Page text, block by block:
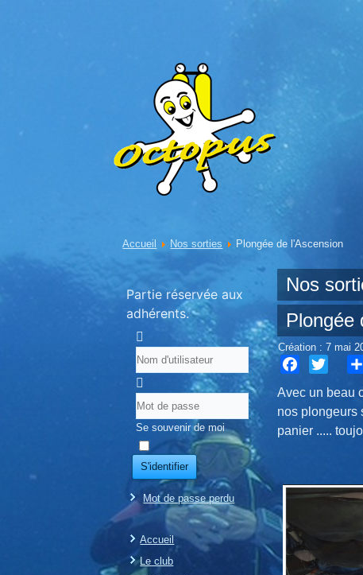
Accueil Nos sorties Plongée de l'Ascension
Partie réservée aux
adhérents.
Se souvenir de moi
S'identifier
Mot de passe perdu
Accueil
Le club
Nos
Plongée
Création : 7 mai
Avec un beau
nos plongeurs
panier .....